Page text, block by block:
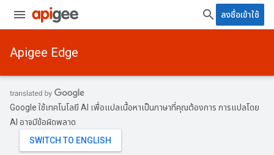
ลงชื่อเข้าใช้
Apigee Edge
Google ใช้เทคโนโลยี AI เพื่อแปลเนื้อหาเป็นภาษาที่คุณต้องการ การแปลโดย
AI อาจมีข้อผิดพลาด